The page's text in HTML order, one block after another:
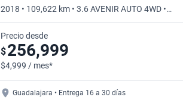
2018 • 109,622 km • 3.6 AVENIR AUTO 4WD •
Automático
Precio desde
$256,999
$4,999 / mes*
Guadalajara • Entrega 16 a 30 días